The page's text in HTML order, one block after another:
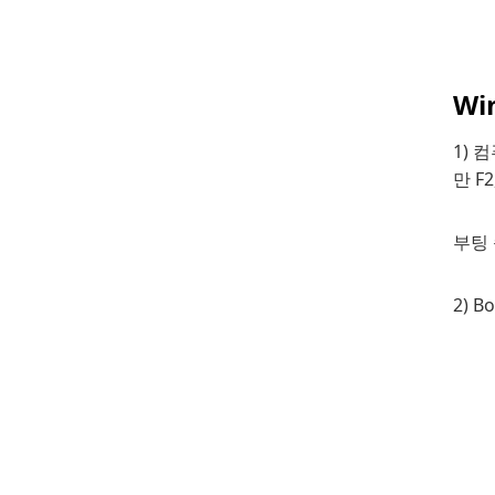
1)
만
부팅
2)